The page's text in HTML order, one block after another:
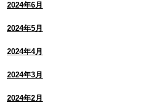
2024年6月
2024年5月
2024年4月
2024年3月
2024年2月